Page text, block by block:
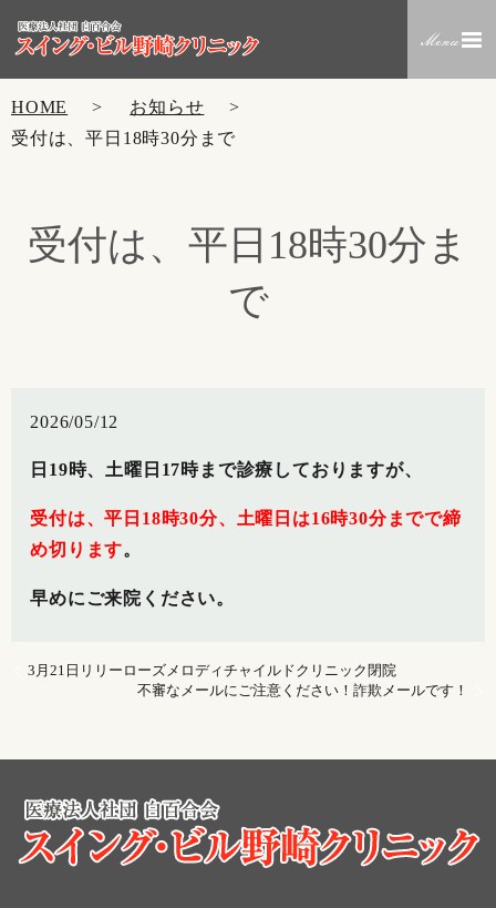
HOME
お知らせ
受付は、平日18時30分まで
受付は、平日18時30分ま
で
2026/05/12
日19時、土曜日17時まで診療しておりますが、
受付は、平日18時30分、土曜日は16時30分までで締
め切ります。
早めにご来院ください。
3月21日リリーローズメロディチャイルドクリニック閉院
不審なメールにご注意ください！詐欺メールです！